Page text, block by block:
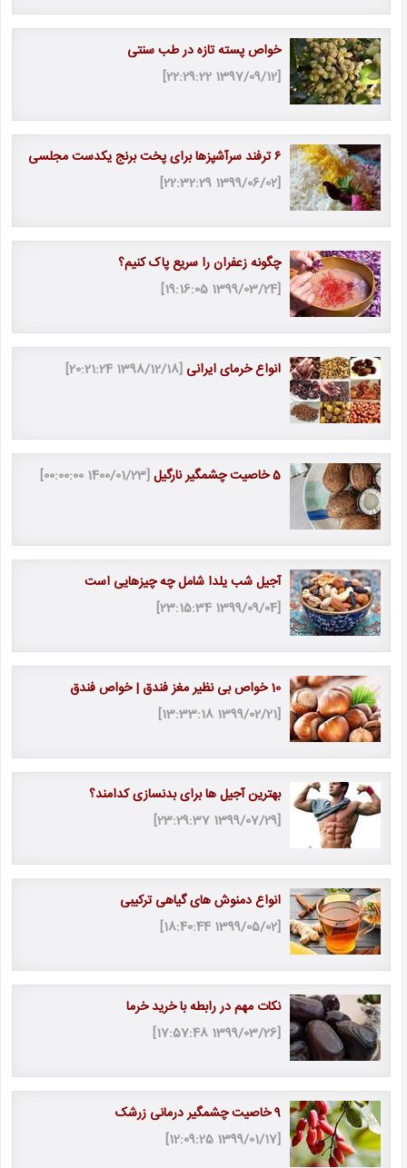
خواص پسته تازه در طب سنتی
[1397/09/12 22:29:22]
۶ ترفند سرآشپزها برای پخت برنج یکدست مجلسی
[1399/06/02 22:32:29]
چگونه زعفران را سریع پاک کنیم؟
[1399/03/24 19:16:05]
انواع خرمای ایرانی [1398/12/18 20:21:24]
5 خاصیت چشمگیر نارگیل [1400/01/23 00:00:00]
آجیل شب یلدا شامل چه چیزهایی است
[1399/09/04 23:15:34]
10 خواص بی نظیر مغز فندق | خواص فندق
[1399/02/21 13:33:18]
بهترین آجیل ها برای بدنسازی کدامند؟
[1399/07/29 23:29:37]
انواع دمنوش های گیاهی ترکیبی
[1399/05/02 18:40:44]
نکات مهم در رابطه با خرید خرما
[1399/03/26 17:57:48]
9 خاصیت چشمگیر درمانی زرشک
[1399/01/17 12:09:25]